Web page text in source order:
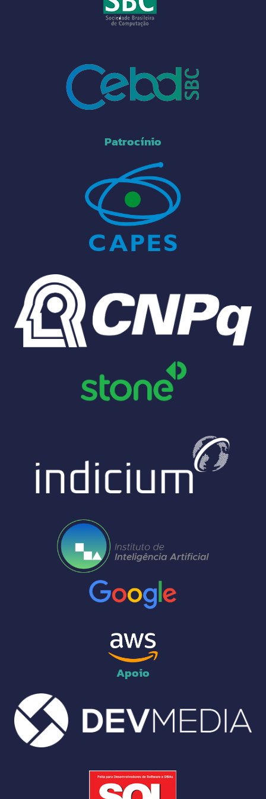
Patrocínio
Apoio